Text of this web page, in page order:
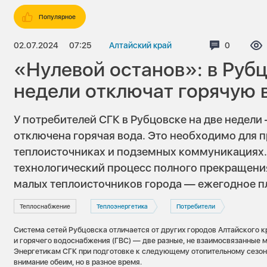
Популярное
02.07.2024 07:25 Алтайский край 0
«Нулевой останов»: в
недели отключат горячую
У потребителей СГК в Рубцовске на две
отключена горячая вода. Это необходимо для
теплоисточниках и подземных
технологический процесс полного
малых теплоисточников города — ежегодное
Теплоснабжение Теплоэнергетика Потребители
Система сетей Рубцовска отличается от других городов Алтайского
и горячего водоснабжения (ГВС) — две разные, не взаимосвязанные
Энергетикам СГК при подготовке к следующему отопительному
внимание обеим, но в разное время.